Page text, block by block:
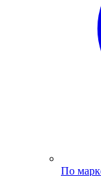
По